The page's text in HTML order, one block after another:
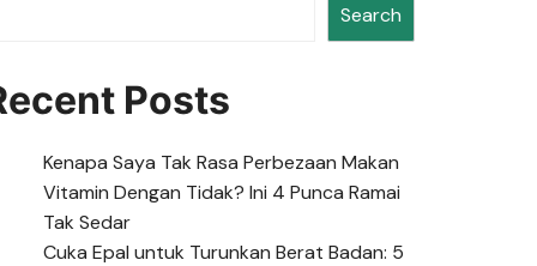
Search
Posts
Kenapa Saya Tak Rasa Perbezaan Makan
Vitamin Dengan Tidak? Ini 4 Punca Ramai
Tak Sedar
Cuka Epal untuk Turunkan Berat Badan: 5